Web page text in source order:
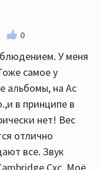
0
У меня
самое у
альбомы, на Ас
в принципе в
нет! Вес
отлично
все. Звук